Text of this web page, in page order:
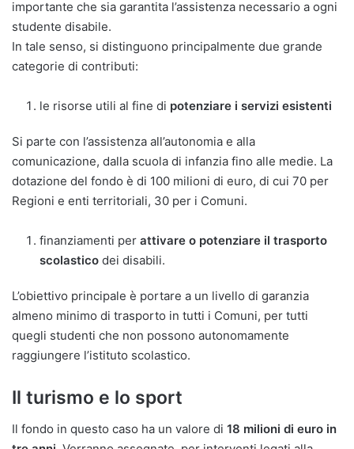
importante che sia garantita l’assistenza necessario a ogni
studente disabile.
In tale senso, si distinguono principalmente due grande
categorie di contributi:
le risorse utili al fine di potenziare i servizi esistenti
Si parte con l’assistenza all’autonomia e alla
comunicazione, dalla scuola di infanzia fino alle medie. La
dotazione del fondo è di 100 milioni di euro, di cui 70 per
Regioni e enti territoriali, 30 per i Comuni.
finanziamenti per attivare o potenziare il trasporto
scolastico dei disabili.
L’obiettivo principale è portare a un livello di garanzia
almeno minimo di trasporto in tutti i Comuni, per tutti
quegli studenti che non possono autonomamente
raggiungere l’istituto scolastico.
Il turismo e lo sport
Il fondo in questo caso ha un valore di 18 milioni di euro in